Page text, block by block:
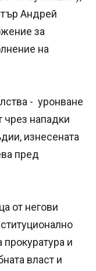
Андрей
за
на
- уронване
чрез нападки
изнесената
пред
от негови
и
власт и